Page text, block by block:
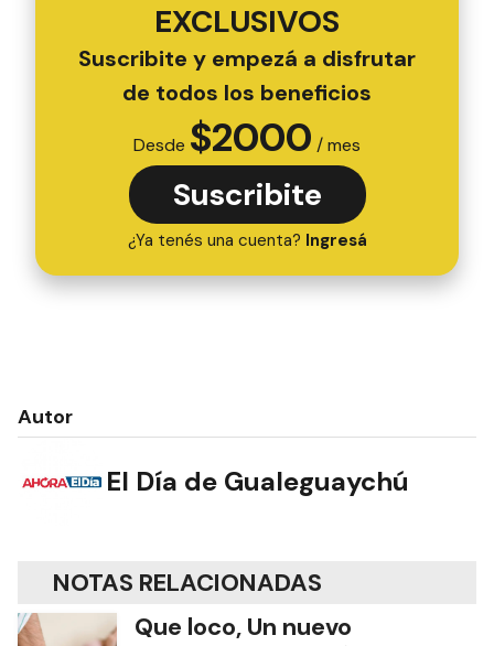
EXCLUSIVOS
Suscribite y empezá a disfrutar
de todos los beneficios
Desde $2000 / mes
Suscribite
¿Ya tenés una cuenta? Ingresá
Autor
El Día de Gualeguaychú
NOTAS RELACIONADAS
Que loco, Un nuevo